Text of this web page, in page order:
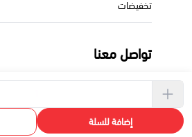
إضافة للسلة
تخفيضات
تواصل معنا
+966550713659
+966550713659
pheadraph@gmail.com